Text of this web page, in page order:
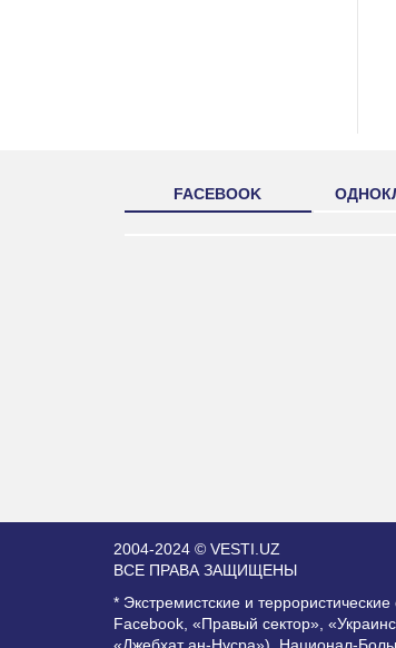
FACEBOOK
2004-2024 © VESTI.UZ
ВСЕ ПРАВА ЗАЩИЩЕНЫ
* Экстремистские и
Facebook, «Правый сектор»,
«Джебхат ан-Нусра»), Национал-